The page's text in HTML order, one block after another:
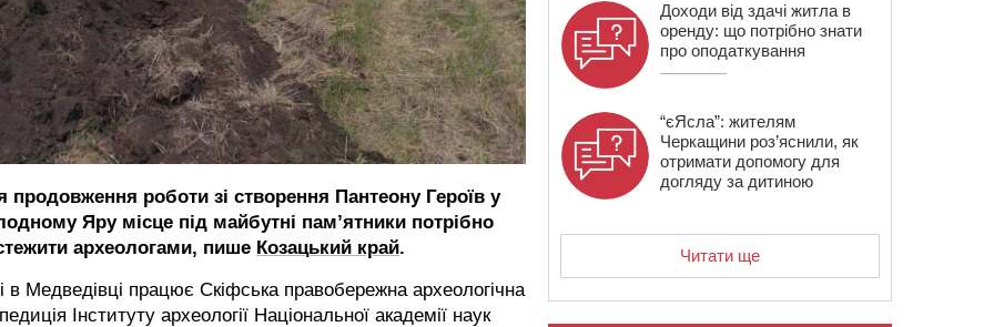
продовження роботи зі створення Пантеону Героїв у
Яру місце під майбутні пам’ятники потрібно
археологами, пише Козацький край.
в Медведівці працює Скіфська правобережна археологічна
Інституту археології Національної академії наук
Доходи від здачі житла в
оренду: що потрібно знати
про оподаткування
“єЯсла”: жителям
Черкащини роз’яснили, як
отримати допомогу для
догляду за дитиною
Читати ще